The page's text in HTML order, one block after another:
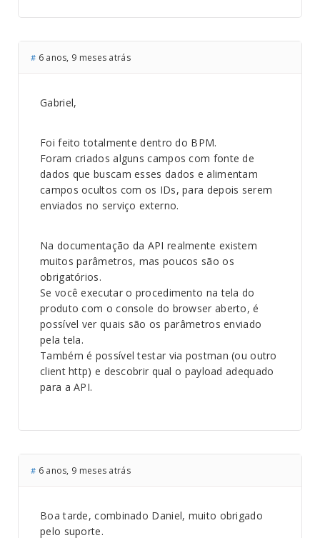
# 6 anos, 9 meses atrás
Gabriel,
Foi feito totalmente dentro do BPM.
Foram criados alguns campos com fonte de
dados que buscam esses dados e alimentam
campos ocultos com os IDs, para depois serem
enviados no serviço externo.
Na documentação da API realmente existem
muitos parâmetros, mas poucos são os
obrigatórios.
Se você executar o procedimento na tela do
produto com o console do browser aberto, é
possível ver quais são os parâmetros enviado
pela tela.
Também é possível testar via postman (ou outro
client http) e descobrir qual o payload adequado
para a API.
# 6 anos, 9 meses atrás
Boa tarde, combinado Daniel, muito obrigado
pelo suporte.